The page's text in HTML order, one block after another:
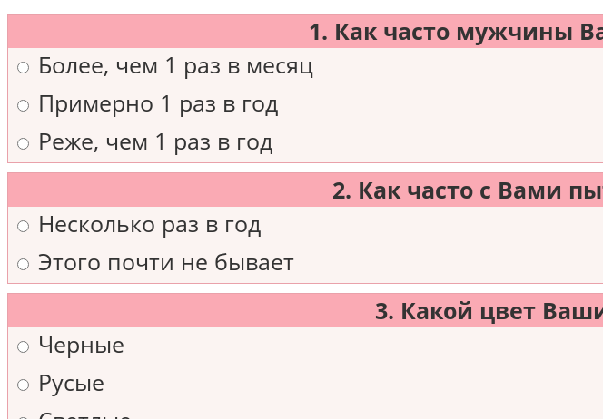
1. Как часто мужчины
Более, чем 1 раз в месяц
Примерно 1 раз в год
Реже, чем 1 раз в год
2. Как часто с Вами
Несколько раз в год
Этого почти не бывает
3. Какой цвет
Черные
Русые